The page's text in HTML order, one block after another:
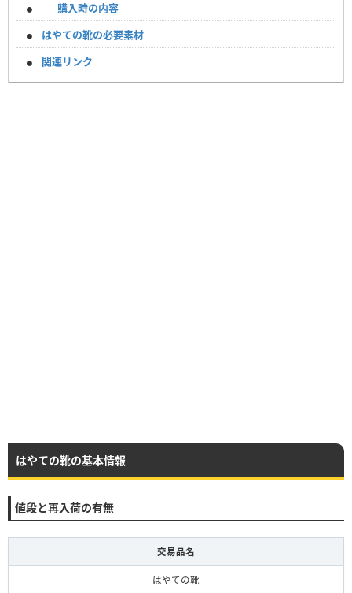
購入時の内容
はやての靴の必要素材
関連リンク
はやての靴の基本情報
値段と再入荷の有無
交易品名
はやての靴